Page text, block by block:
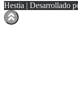
Hestia | Desarrollado